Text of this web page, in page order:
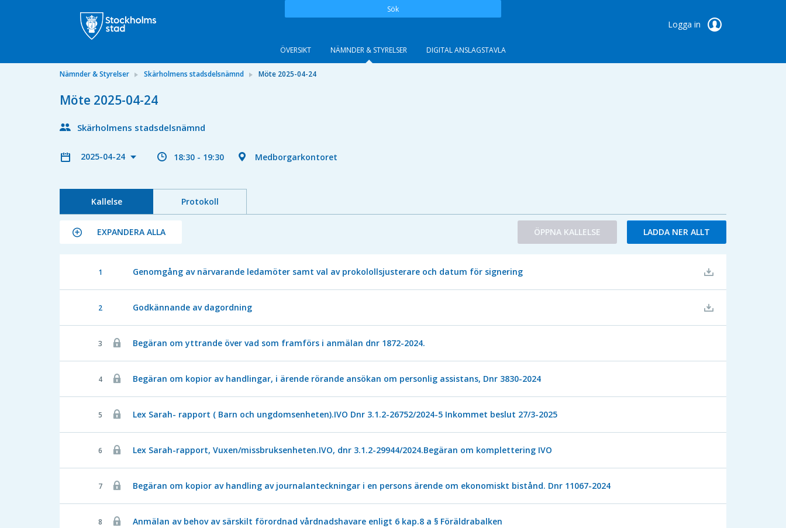
Sök
Logga in
ÖVERSIKT NÄMNDER & STYRELSER DIGITAL ANSLAGSTAVLA
Nämnder & Styrelser Skärholmens stadsdelsnämnd Möte 2025-04-24
Möte 2025-04-24
Skärholmens stadsdelsnämnd
2025-04-24 18:30 - 19:30 Medborgarkontoret
Kallelse Protokoll
EXPANDERA ALLA ÖPPNA KALLELSE LADDA NER ALLT
1 Genomgång av närvarande ledamöter samt val av prokolollsjusterare och datum för signering
2 Godkännande av dagordning
3 Begäran om yttrande över vad som framförs i anmälan dnr 1872-2024.
4 Begäran om kopior av handlingar, i ärende rörande ansökan om personlig assistans, Dnr 3830-2024
5 Lex Sarah- rapport ( Barn och ungdomsenheten).IVO Dnr 3.1.2-26752/2024-5 Inkommet beslut 27/3-2025
6 Lex Sarah-rapport, Vuxen/missbruksenheten.IVO, dnr 3.1.2-29944/2024.Begäran om komplettering IVO
7 Begäran om kopior av handling av journalanteckningar i en persons ärende om ekonomiskt bistånd. Dnr 11067-2024
8 Anmälan av behov av särskilt förordnad vårdnadshavare enligt 6 kap.8 a § Föräldrabalken